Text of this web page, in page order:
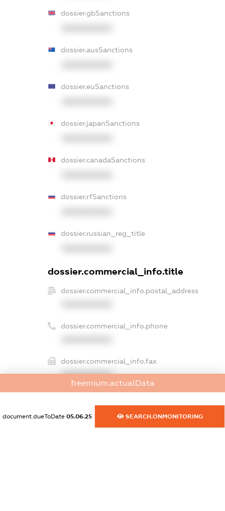
dossier.gbSanctions
dossier.ausSanctions
dossier.euSanctions
dossier.japanSanctions
dossier.canadaSanctions
dossier.rfSanctions
dossier.russian_reg_title
dossier.commercial_info.title
dossier.commercial_info.postal_address
dossier.commercial_info.phone
dossier.commercial_info.fax
XXXXXXXXXX
freemium.actualData
document.dueToDate 05.06.25 SEARCH.ONMONITORING